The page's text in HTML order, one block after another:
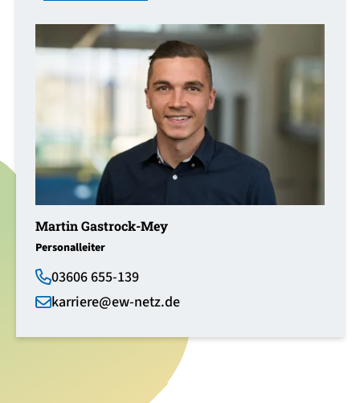
Martin Gastrock-Mey
Personalleiter
03606 655-139
karriere@ew-netz.de